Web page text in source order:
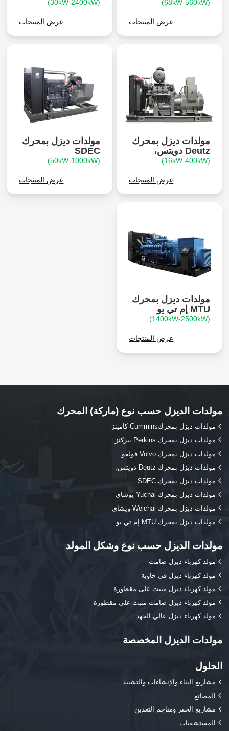
(68kW-560kW)
عرض المنتجات
(30kW-2400kW)
عرض المنتجات
مولدات ديزل بمحرك
Deutz دويتس،
(16kW-400kW)
عرض المنتجات
مولدات ديزل بمحرك
SDEC
(50kW-1000kW)
عرض المنتجات
مولدات ديزل بمحرك
MTU إم تي يو
(1400kW-2500kW)
عرض المنتجات
مولدات الديزل حسب نوع (ماركة) المحرك
مولدات ديزل بمحركCummins كامينز
مولدات ديزل بمحرك Perkins بيركنز
مولدات ديزل بمحرك Volvo فولفو
مولدات ديزل بمحرك Deutz دويتس،
مولدات ديزل بمحرك SDEC
مولدات ديزل بمحرك Yuchai يوشاي
مولدات ديزل بمحرك Weichai ويشاي
مولدات ديزل بمحرك MTU إم تي يو
مولدات الديزل حسب نوع وشكل المولد
مولد كهرباء ديزل صامت
مولد كهرباء ديزل في حاوية
مولد كهرباء ديزل مثبت على مقطورة
مولد كهرباء ديزل صامت مثبت على مقطورة
مولد كهرباء ديزل عالي الجهد
مولدات الديزل المخصصة
الحلول
مشاريع البناء والإنشاءات والتشييد
المصانع
مشاريع الحفر ومناجم التعدين
المستشفيات